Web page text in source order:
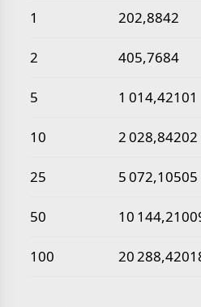
Valeurs courantes litre en
1 202,8842
2 405,7684
5 1 014,42101
10 2 028,84202
25 5 072,10505
50 10
100 20